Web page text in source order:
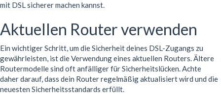
mit DSL sicherer machen kannst.
Aktuellen Router verwenden
Ein wichtiger Schritt, um die Sicherheit deines DSL-Zugangs zu
gewährleisten, ist die Verwendung eines aktuellen Routers. Ältere
Routermodelle sind oft anfälliger für Sicherheitslücken. Achte
daher darauf, dass dein Router regelmäßig aktualisiert wird und die
neuesten Sicherheitsstandards erfüllt.